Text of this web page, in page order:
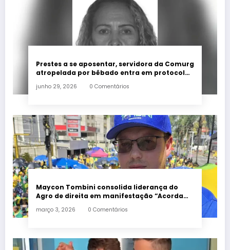
Prestes a se aposentar, servidora da Comurg
atropelada por bêbado entra em protocolo
junho 29, 2026 0 Comentários
Maycon Tombini consolida liderança do
Agro de direita em manifestação “Acorda
março 3, 2026 0 Comentários